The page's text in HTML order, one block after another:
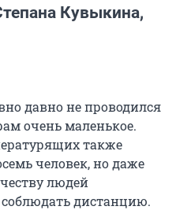
Кувыкина,
давно не проводился
очень маленькое.
также
человек, но даже
людей
дистанцию.